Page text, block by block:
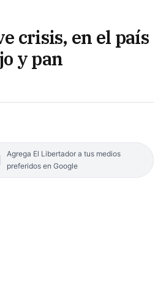
crisis, en el país
y pan
Agrega El Libertador a tus medios
preferidos en Google